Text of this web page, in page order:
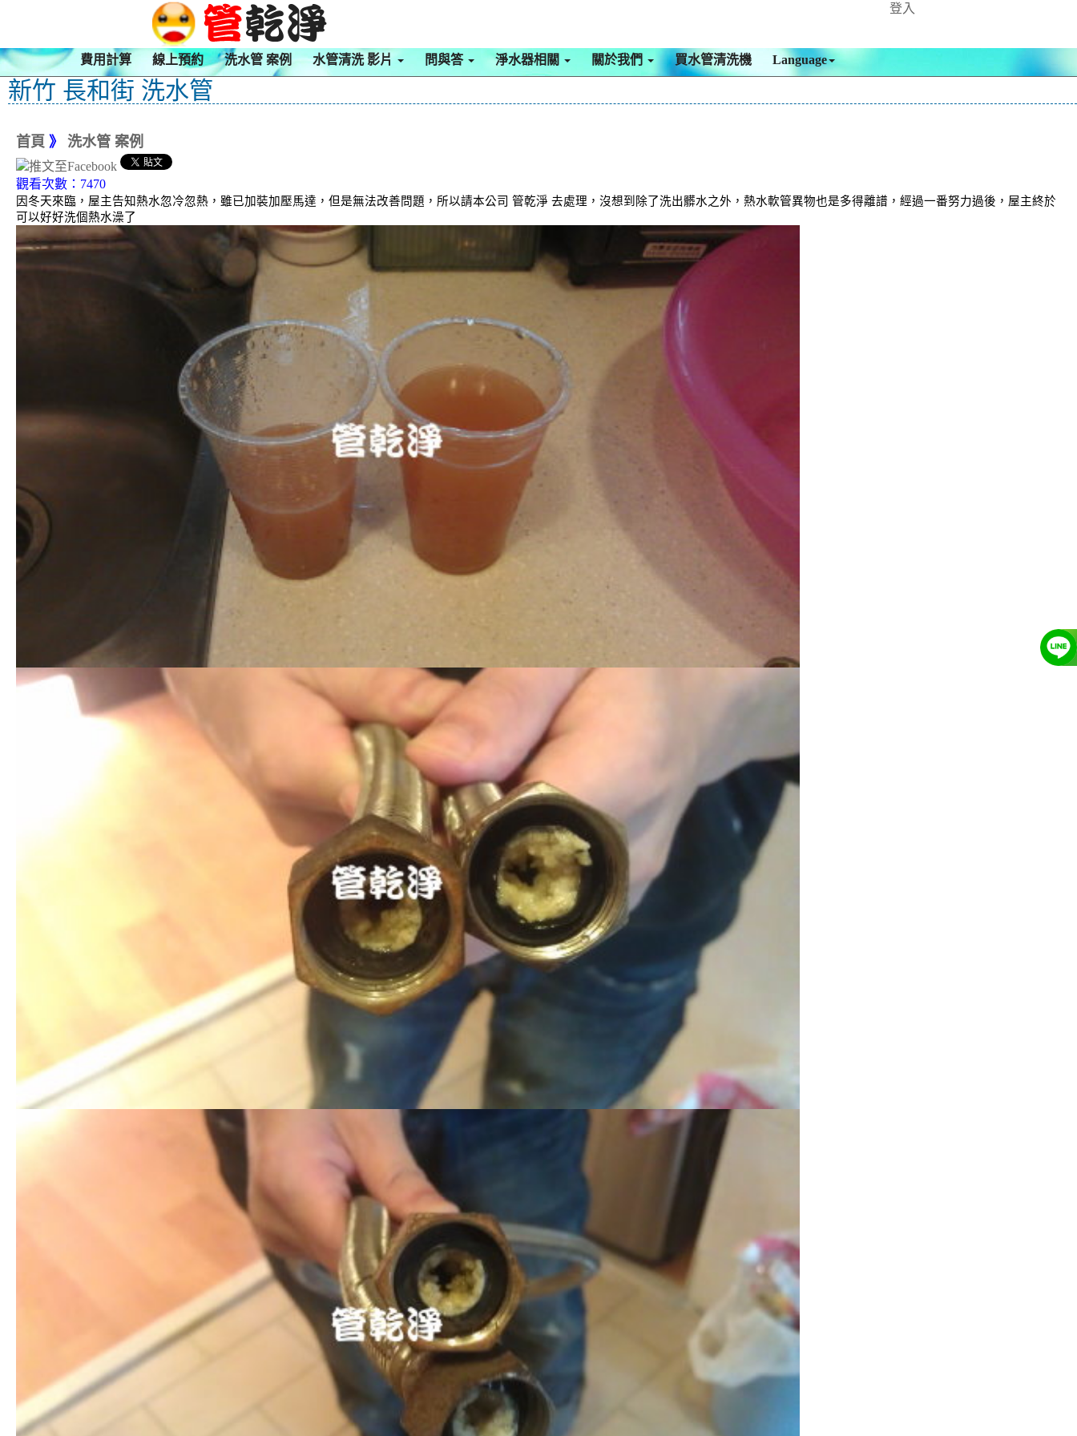
登入
費用計算 線上預約 洗水管 案例 水管清洗 影片 問與答 淨水器相關 關於我們 買水管清洗機 Language
新竹 長和街 洗水管
首頁 》 洗水管 案例
觀看次數：7470
因冬天來臨，屋主告知熱水忽冷忽熱，雖已加裝加壓馬達，但是無法改善問題，所以請本公司 管乾淨 去處理，沒想到除了洗出髒水之外，熱水軟管異物也是多得離譜，經過一番努力過後，屋主終於
可以好好洗個熱水澡了